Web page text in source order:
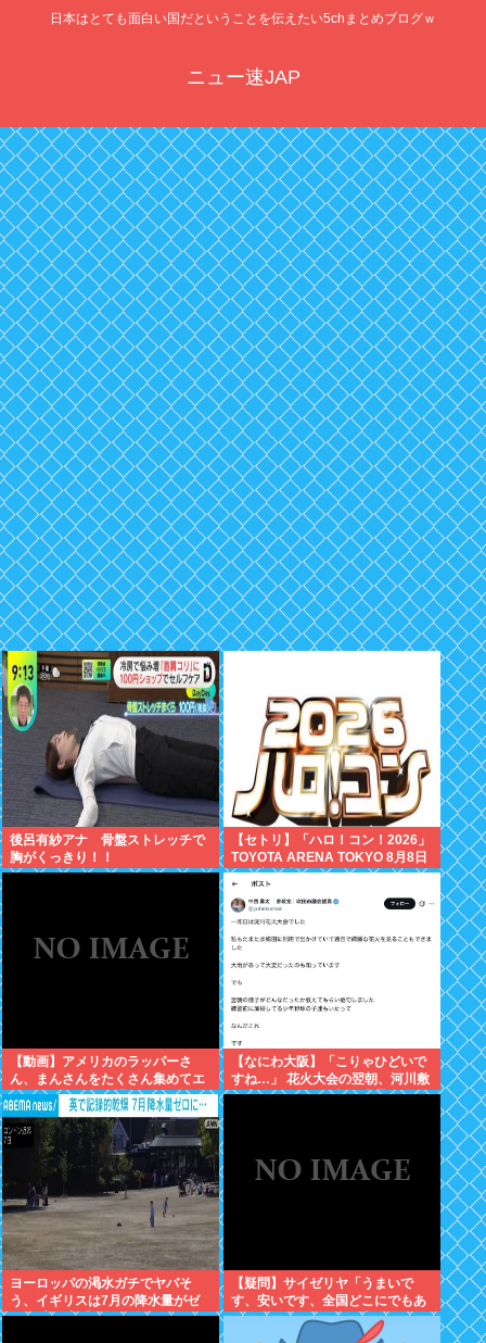
日本はとても面白い国だということを伝えたい5chまとめブログｗ
ニュー速JAP
後呂有紗アナ 骨盤ストレッチで
胸がくっきり！！
【セトリ】「ハロ！コン！2026」
TOYOTA ARENA TOKYO 8月8日
昼・夜公演セットリス
【動画】アメリカのラッパーさ
ん、まんさんをたくさん集めてエ
チエチダンスを全裸で踊るMVを撮
ってしまう❤
【なにわ大阪】「こりゃひどいで
すね…」 花火大会の翌朝、河川敷
に広がっていた衝撃の光景
ヨーロッパの渇水ガチでヤバそ
う、イギリスは7月の降水量がゼ
ロに 専門家「今年は過去最悪の不
【疑問】サイゼリヤ「うまいで
す、安いです、全国どこにでもあ
ります」←こいつの弱点